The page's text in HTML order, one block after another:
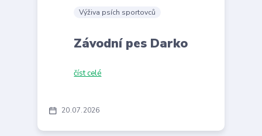
20 07 2026
Výživa psích sportovců
Závodní pes Darko
číst celé